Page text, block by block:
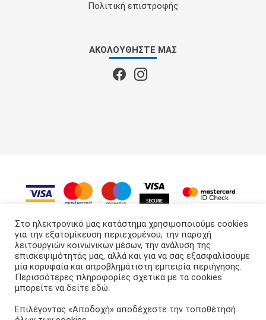
Πολιτική επιστροφής
ΑΚΟΛΟΥΘΉΣΤΕ ΜΑΣ
APS GROUP © 2022 - 2026
Στο ηλεκτρονικό μας κατάστημα χρησιμοποιούμε cookies
για την εξατομίκευση περιεχομένου, την παροχή
λειτουργιών κοινωνικών μέσων, την ανάλυση της
επισκεψιμότητάς μας, αλλά και για να σας εξασφαλίσουμε
μία κορυφαία και απροβλημάτιστη εμπειρία περιήγησης.
Περισσότερες πληροφορίες σχετικά με τα cookies
μπορείτε να δείτε εδώ.
Επιλέγοντας «Αποδοχή» αποδέχεστε την τοποθέτησή